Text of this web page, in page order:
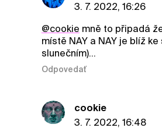
3. 7. 2022, 16:26
@cookie mně to připadá
místě NAY a NAY je blíž
slunečním)...
Odpovedať
cookie
3. 7. 2022, 16:48